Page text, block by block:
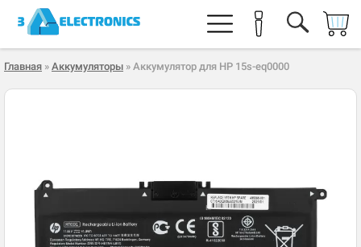
Главная » Аккумуляторы » Аккумулятор для HP 15s-eq0000